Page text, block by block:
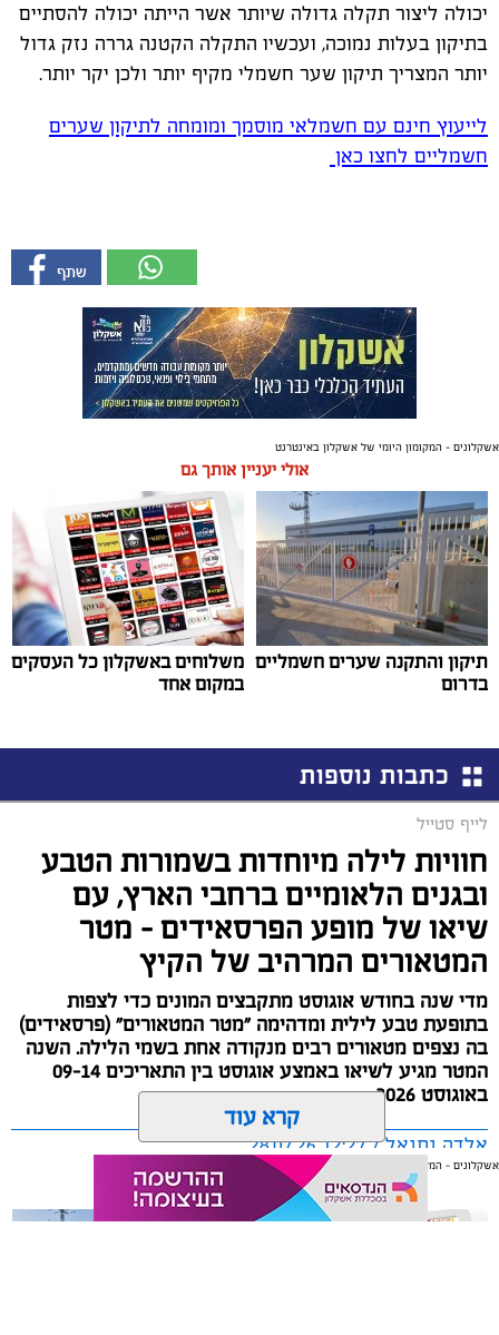
יכולה ליצור תקלה גדולה שיותר אשר הייתה יכולה להסתיים
בתיקון בעלות נמוכה, ועכשיו התקלה הקטנה גררה נזק גדול
יותר המצריך תיקון שער חשמלי מקיף יותר ולכן יקר יותר.
לייעוץ חינם עם חשמלאי מוסמך ומומחה לתיקון שערים
חשמליים לחצו כאן
אשקלונים - המקומון היומי של אשקלון באינטרנט
אולי יעניין אותך גם
תיקון והתקנה שערים חשמליים
בדרום
משלוחים באשקלון כל העסקים
במקום אחד
כתבות נוספות
לייף סטייל
חוויות לילה מיוחדות בשמורות הטבע
ובגנים הלאומיים ברחבי הארץ, עם
שיאו של מופע הפרסאידים - מטר
המטאורים המרהיב של הקיץ
מדי שנה בחודש אוגוסט מתקבצים המונים כדי לצפות
בתופעת טבע לילית ומדהימה "מטר המטאורים" (פרסאידים)
בה נצפים מטאורים רבים מנקודה אחת בשמי הלילה. השנה
המטר מגיע לשיאו באמצע אוגוסט בין התאריכים 09-14
באוגוסט 2026.
אלדה נתנאל / 12:27 28.07.26
קרא עוד
אשקלונים - המקומון היומי של אשקלון באינטרנט
אולי יעניין אותך גם